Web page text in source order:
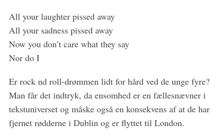
All your laughter pissed away
All your sadness pissed away
Now you don’t care what they say
Nor do I
Er rock nd roll-drømmen lidt for hård ved de unge fyre?
Man får det indtryk, da ensomhed er en fællesnævner i
tekstuniverset og måske også en konsekvens af at de har
fjernet rødderne i Dublin og er flyttet til London.